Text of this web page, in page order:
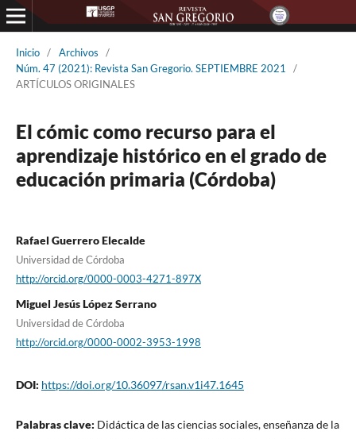
Inicio / Archivos
/
Núm. 47 (2021): Revista San Gregorio. SEPTIEMBRE 2021
/
ARTÍCULOS ORIGINALES
El cómic como recurso para el
aprendizaje histórico en el grado de
educación primaria (Córdoba)
Rafael Guerrero Elecalde
Universidad de Córdoba
http://orcid.org/0000-0003-4271-897X
Miguel Jesús López Serrano
Universidad de Córdoba
http://orcid.org/0000-0002-3953-1998
DOI: https://doi.org/10.36097/rsan.v1i47.1645
Palabras clave: Didáctica de las ciencias sociales, enseñanza de la